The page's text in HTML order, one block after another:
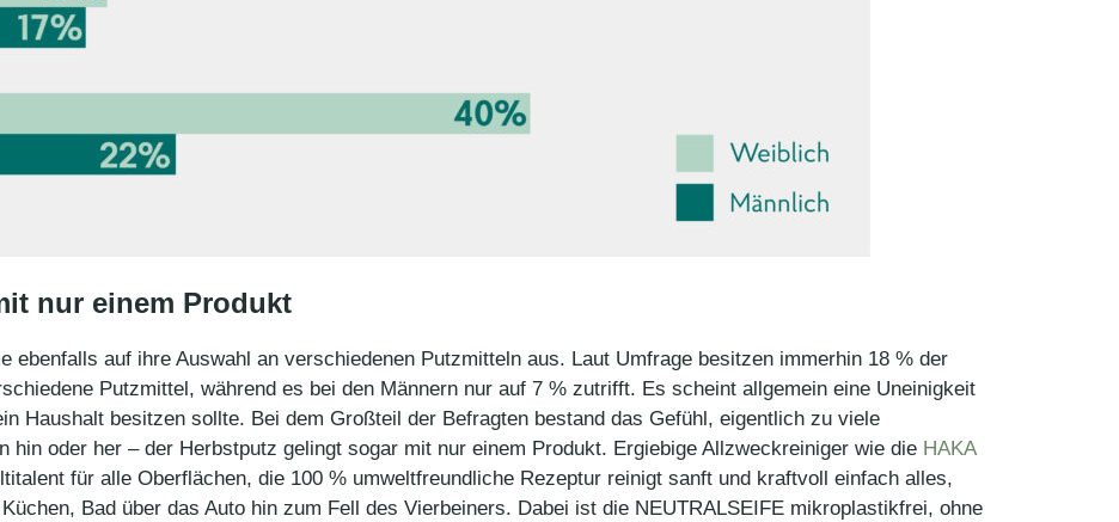
nur einem Produkt
ebenfalls auf ihre Auswahl an verschiedenen Putzmitteln aus. Laut Umfrage besitzen immerhin 18 % der
Putzmittel, während es bei den Männern nur auf 7 % zutrifft. Es scheint allgemein eine Uneinigkeit
Haushalt besitzen sollte. Bei dem Großteil der Befragten bestand das Gefühl, eigentlich zu viele
hin oder her – der Herbstputz gelingt sogar mit nur einem Produkt. Ergiebige Allzweckreiniger wie die HAKA
für alle Oberflächen, die 100 % umweltfreundliche Rezeptur reinigt sanft und kraftvoll einfach alles,
Bad über das Auto hin zum Fell des Vierbeiners. Dabei ist die NEUTRALSEIFE mikroplastikfrei, ohne